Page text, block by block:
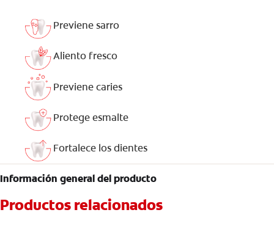
Previene sarro
Aliento fresco
Previene caries
Protege esmalte
Fortalece los dientes
Información general del producto
Productos relacionados